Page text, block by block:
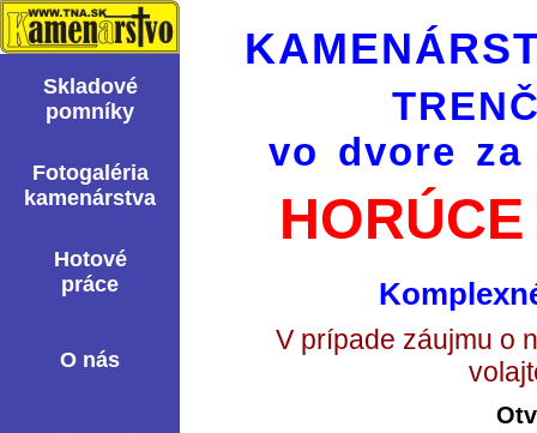
Skladové
pomní­ky
Fotogaléria
kamenárstva
Hotové
práce
O nás
vo dvore za
V prípade záujmu o